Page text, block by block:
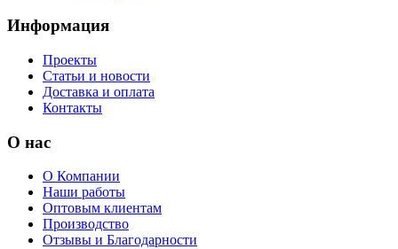
Информация
Проекты
Статьи и новости
Доставка и оплата
Контакты
О нас
О Компании
Наши работы
Оптовым клиентам
Производство
Отзывы и Благодарности